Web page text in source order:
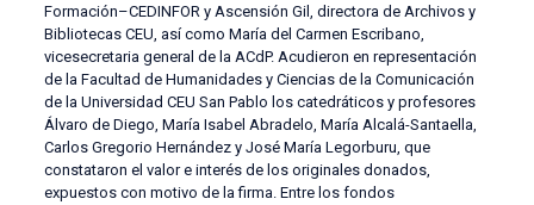
Formación–CEDINFOR y Ascensión Gil, directora de Archivos y
Bibliotecas CEU, así como María del Carmen Escribano,
vicesecretaria general de la ACdP. Acudieron en representación
de la Facultad de Humanidades y Ciencias de la Comunicación
de la Universidad CEU San Pablo los catedráticos y profesores
Álvaro de Diego, María Isabel Abradelo, María Alcalá-Santaella,
Carlos Gregorio Hernández y José María Legorburu, que
constataron el valor e interés de los originales donados,
expuestos con motivo de la firma. Entre los fondos